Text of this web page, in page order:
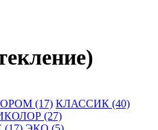
(17) КЛАССИК (40)
(27)